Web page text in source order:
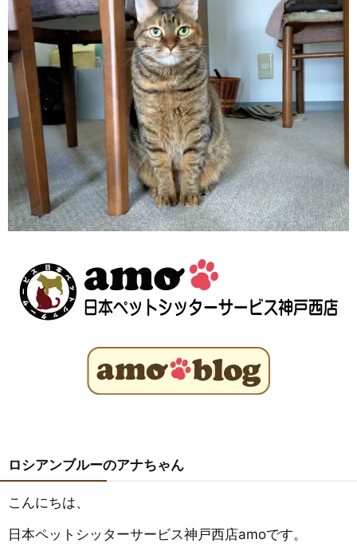
ロシアンブルーのアナちゃん
こんにちは、
日本ペットシッターサービス神戸西店amoです。